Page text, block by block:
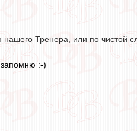
Тренера, или по чистой
запомню :-)